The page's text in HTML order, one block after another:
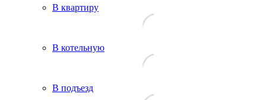
В квартиру
В котельную
В подъезд